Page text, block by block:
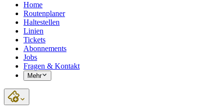
Home
Routenplaner
Haltestellen
Linien
Tickets
Abonnements
Jobs
Fragen & Kontakt
Mehr